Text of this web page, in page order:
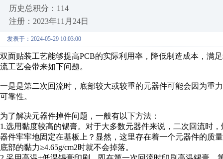
历史总积分：114
注册：2023年11月24日
发表于：2024-05-29 10:03:00
双面贴装工艺能够提高PCB的实际利用率，降低制造成本，满
流工艺会带来如下问题。
一是是第二次回流时，底部较大或较重的元器件可能会因为重
可靠性。
为了解决元器件掉件问题，一般有以下方法：
1.选用黏度较高的锡膏。对于大多数元器件来说，二次回流时
器件牢牢地固定在基板上？显然，这里存在着一个元器件的质
底部的黏力≥4.65g/cm2时就不会掉落。